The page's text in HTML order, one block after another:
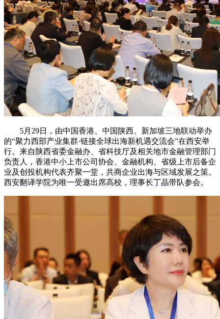
5月29日，由中国香港、中国陕西、新加坡三地联动举办
的“聚力西部产业集群·链接全球出海新机遇交流会”在西安举
行。来自陕西省委金融办、省科技厅及相关地市金融管理部门
负责人，香港中小上市公司协会、金融机构、省级上市后备企
业及创投机构代表齐聚一堂，共商企业出海与区域发展之策。
西安翻译学院为唯一受邀出席高校，理事长丁晶带队参会。